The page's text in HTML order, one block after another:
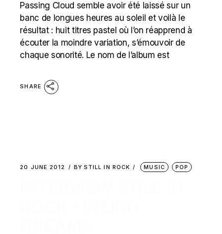
Passing Cloud semble avoir été laissé sur un
banc de longues heures au soleil et voilà le
résultat : huit titres pastel où l’on réapprend à
écouter la moindre variation, s’émouvoir de
chaque sonorité. Le nom de l’album est
SHARE
20 JUNE 2012 BY STILL IN ROCK MUSIC POP